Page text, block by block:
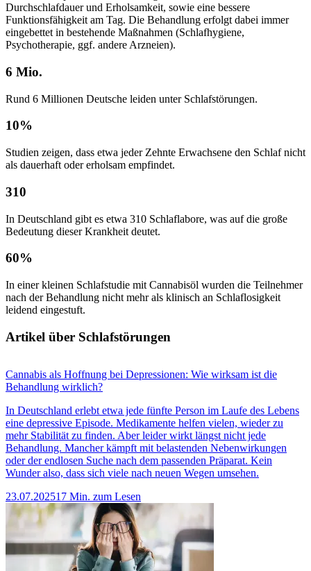
Durchschlafdauer und Erholsamkeit, sowie eine bessere
Funktionsfähigkeit am Tag. Die Behandlung erfolgt dabei immer
eingebettet in bestehende Maßnahmen (Schlafhygiene,
Psychotherapie, ggf. andere Arzneien).
6 Mio.
Rund 6 Millionen Deutsche leiden unter Schlafstörungen.
10%
Studien zeigen, dass etwa jeder Zehnte Erwachsene den Schlaf nicht
als dauerhaft oder erholsam empfindet.
310
In Deutschland gibt es etwa 310 Schlaflabore, was auf die große
Bedeutung dieser Krankheit deutet.
60%
In einer kleinen Schlafstudie mit Cannabisöl wurden die Teilnehmer
nach der Behandlung nicht mehr als klinisch an Schlaflosigkeit
leidend eingestuft.
Artikel über Schlafstörungen
Cannabis als Hoffnung bei Depressionen: Wie wirksam ist die
Behandlung wirklich?
In Deutschland erlebt etwa jede fünfte Person im Laufe des Lebens
eine depressive Episode. Medikamente helfen vielen, wieder zu
mehr Stabilität zu finden. Aber leider wirkt längst nicht jede
Behandlung. Mancher kämpft mit belastenden Nebenwirkungen
oder der endlosen Suche nach dem passenden Präparat. Kein
Wunder also, dass sich viele nach neuen Wegen umsehen.
23.07.202517 Min. zum Lesen